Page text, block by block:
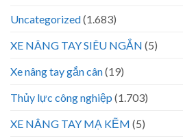
Uncategorized(1.683)
XE NÂNG TAY SIÊU NGẮN (5)
Xe nâng tay gắn cân(19)
Thủy lực công nghiệp (1.703)
XE NÂNG TAY MẠ KẼM (5)